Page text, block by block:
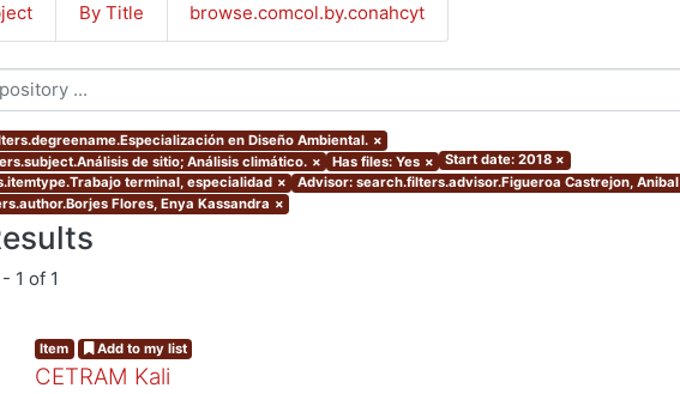
By Title browse.comcol.by.conahcyt
en Diseño Ambiental. ×
de sitio; Análisis climático. × Has files: Yes × Start date: 2018 ×
terminal, especialidad × Advisor: search.filters.advisor.Figueroa Castrejon, Anibal
Flores, Enya Kassandra ×
- 1 of 1
Item Add to my list
CETRAM Kali